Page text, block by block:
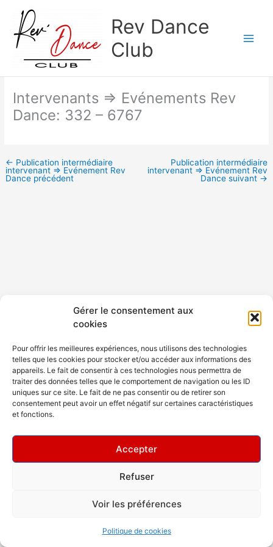
Gérer le consentement aux
cookies
Pour offrir les meilleures expériences, nous utilisons des technologies
telles que les cookies pour stocker et/ou accéder aux informations des
appareils. Le fait de consentir à ces technologies nous permettra de
traiter des données telles que le comportement de navigation ou les ID
uniques sur ce site. Le fait de ne pas consentir ou de retirer son
consentement peut avoir un effet négatif sur certaines caractéristiques
et fonctions.
Accepter
Refuser
Voir les préférences
Politique de cookies
contenu
Rev Dance
Club
Intervenants => Evénements Rev
Dance: 332 – 6767
← Publication intermédiaire
intervenant => Evénement Rev
Dance précédent
Publication intermédiaire
intervenant => Evénement Rev
Dance suivant →